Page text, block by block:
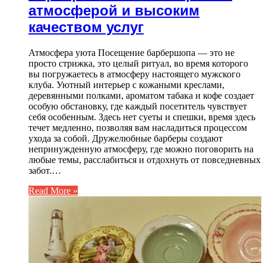
атмосферой и высоким
качеством услуг
Атмосфера уюта Посещение барбершопа — это не
просто стрижка, это целый ритуал, во время которого
вы погружаетесь в атмосферу настоящего мужского
клуба. Уютный интерьер с кожаными креслами,
деревянными полками, ароматом табака и кофе создает
особую обстановку, где каждый посетитель чувствует
себя особенным. Здесь нет суеты и спешки, время здесь
течет медленно, позволяя вам насладиться процессом
ухода за собой. Дружелюбные барберы создают
непринужденную атмосферу, где можно поговорить на
любые темы, расслабиться и отдохнуть от повседневных
забот.…
Read More »